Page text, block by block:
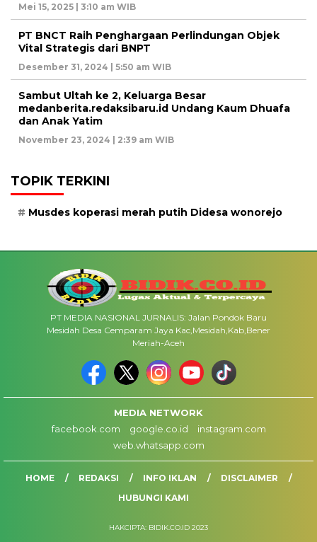
Mei 15, 2025 | 3:10 am WIB
PT BNCT Raih Penghargaan Perlindungan Objek
Vital Strategis dari BNPT
Desember 31, 2024 | 5:50 am WIB
Sambut Ultah ke 2, Keluarga Besar
medanberita.redaksibaru.id Undang Kaum Dhuafa
dan Anak Yatim
November 23, 2024 | 2:39 am WIB
TOPIK TERKINI
Musdes koperasi merah putih Didesa wonorejo
PT MEDIA NASIONAL JURNALIS: Jalan Pondok Baru
Mesidah Desa Cemparam Jaya Kac,Mesidah,Kab,Bener
Meriah-Aceh
MEDIA NETWORK
facebook.com
google.co.id
instagram.com
web.whatsapp.com
HOME REDAKSI INFO IKLAN
DISCLAIMER
HUBUNGI KAMI
HAKCIPTA: BIDIK.CO.ID 2023